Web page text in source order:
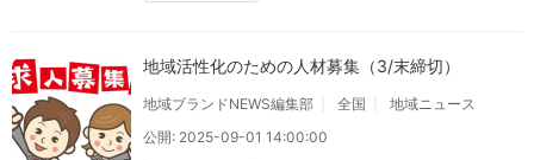
地域活性化のための人材募集（3/末締切）
地域ブランドNEWS編集部 全国
地域ニュース
公開: 2025-09-01 14:00:00